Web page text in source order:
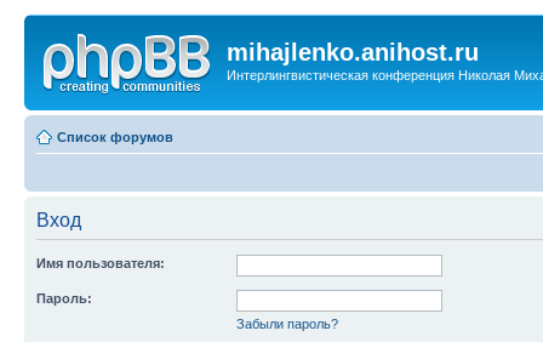
mihajlenko.anihost.ru
Интерлингвистическая конференция Николая
Список форумов
Вход
Имя пользователя:
Пароль:
Забыли пароль?